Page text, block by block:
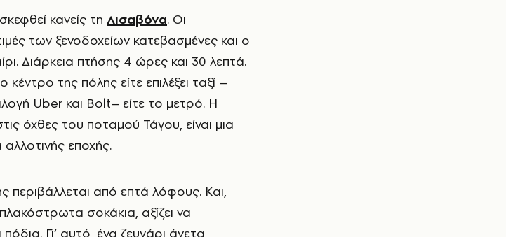
κανείς τη Λισαβόνα. Οι
των ξενοδοχείων κατεβασμένες και ο
Διάρκεια πτήσης 4 ώρες και 30 λεπτά.
της πόλης είτε επιλέξει ταξί –
Uber και Bolt– είτε το μετρό. Η
όχθες του ποταμού Τάγου, είναι μια
εποχής.
περιβάλλεται από επτά λόφους. Και,
σοκάκια, αξίζει να
Γι’ αυτό, ένα ζευγάρι άνετα